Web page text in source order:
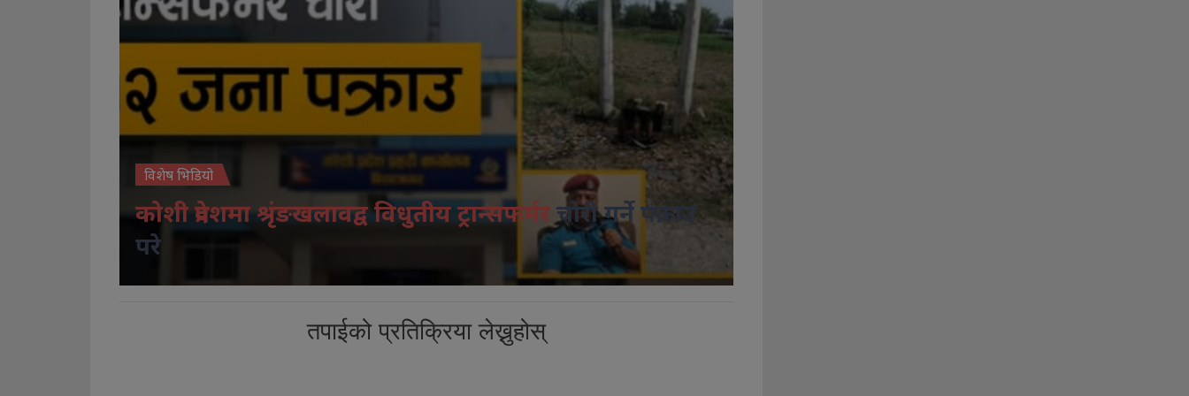
विशेष भिडियो
कोशी प्रदेशमा श्रृंङखलावद्व विधुतीय ट्रान्सफर्मरचोरी गर्ने पक्राउ
परे
तपाईको प्रतिक्रिया लेख्नुहोस्